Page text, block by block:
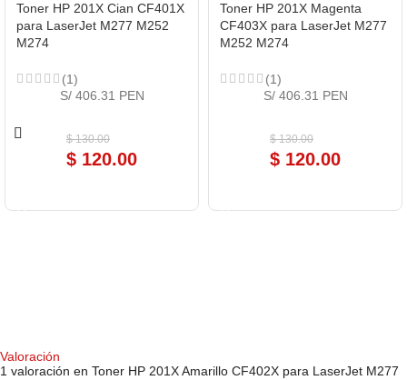
Toner HP 201X Cian CF401X
para LaserJet M277 M252
M274
(1)
$130.00
$ 120.00
S/ 406.31 PEN
Toner HP 201X Magenta
CF403X para LaserJet M277
M252 M274
(1)
$130.00
$ 120.00
S/ 406.31 PEN
Valoración
1 valoración en Toner HP 201X Amarillo CF402X para LaserJet M277